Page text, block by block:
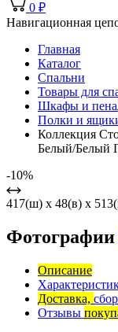
0 ₽
Навигационная
Главная
Каталог
Спальни
Товары для
Шкафы и
Полки и
Коллекция
Белый/Белый
-10%
417(ш) x 48(в) x
Фотографии
Описание
Доставка,
Отзывы